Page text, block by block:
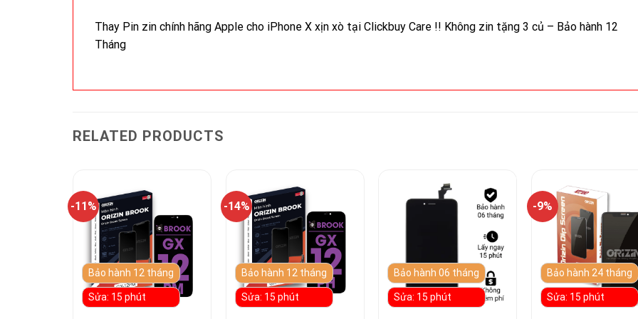
Thay Pin zin chính hãng Apple cho iPhone X xịn xò tại Clickbuy Care !! Không zin tặng 3 củ – Bảo hành 12
Tháng
RELATED PRODUCTS
-11%
Bảo hành 12 tháng
Sửa: 15 phút
-14%
Bảo hành 12 tháng
Sửa: 15 phút
Bảo hành 06 tháng
Sửa: 15 phút
-9%
Bảo hành 24 tháng
Sửa: 15 phút